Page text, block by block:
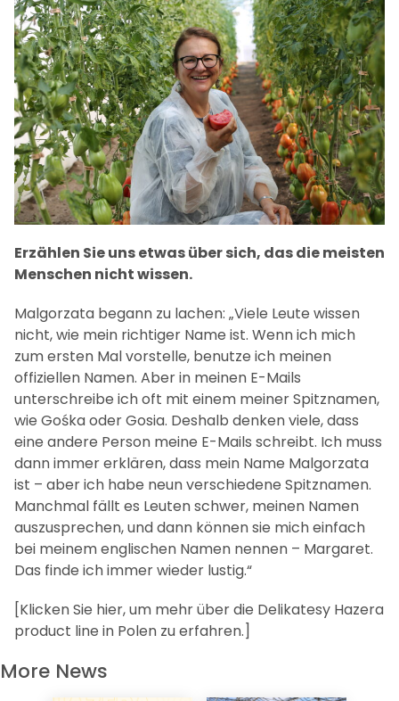
Erzählen Sie uns etwas über sich, das die meisten
Menschen nicht wissen.
Malgorzata begann zu lachen: „Viele Leute wissen
nicht, wie mein richtiger Name ist. Wenn ich mich
zum ersten Mal vorstelle, benutze ich meinen
offiziellen Namen. Aber in meinen E-Mails
unterschreibe ich oft mit einem meiner Spitznamen,
wie Gośka oder Gosia. Deshalb denken viele, dass
eine andere Person meine E-Mails schreibt. Ich muss
dann immer erklären, dass mein Name Malgorzata
ist – aber ich habe neun verschiedene Spitznamen.
Manchmal fällt es Leuten schwer, meinen Namen
auszusprechen, und dann können sie mich einfach
bei meinem englischen Namen nennen – Margaret.
Das finde ich immer wieder lustig.“
[Klicken Sie hier, um mehr über die Delikatesy Hazera
product line in Polen zu erfahren.]
More News